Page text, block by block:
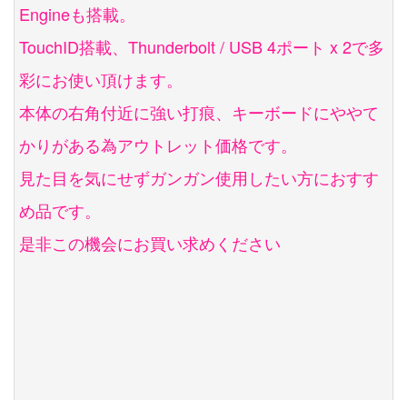
Engineも搭載。
TouchID搭載、Thunderbolt / USB 4ポート x 2で多
彩にお使い頂けます。
本体の右角付近に強い打痕、キーボードにややて
かりがある為アウトレット価格です。
見た目を気にせずガンガン使用したい方におすす
め品です。
是非この機会にお買い求めください